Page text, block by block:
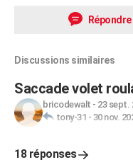
Répondre
Discussions similaires
Saccade volet
bricodewalt - 23 sept.
tony-31 - 30 nov.
18 réponses